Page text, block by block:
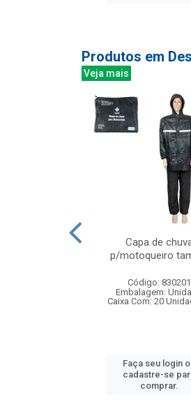
Produtos em
Veja mais
Capa de
p/motoqueiro
Código: 830201
Embalagem:
Caixa Com: 20
Faça seu login
cadastre-se
comprar.